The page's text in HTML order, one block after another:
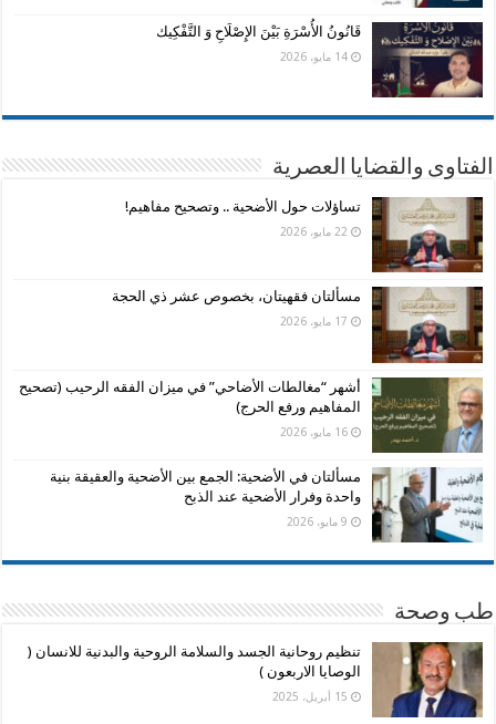
قَانُونُ الأُسْرَةِ بَيْنَ الإِصْلَاحِ وَ التَّفْكِيك
14 مايو، 2026
الفتاوى والقضايا العصرية
تساؤلات حول الأضحية .. وتصحيح مفاهيم!
22 مايو، 2026
مسألتان فقهيتان، بخصوص عشر ذي الحجة
17 مايو، 2026
أشهر “مغالطات الأضاحي” في ميزان الفقه الرحيب (تصحيح
المفاهيم ورفع الحرج)
16 مايو، 2026
مسألتان في الأضحية: الجمع بين الأضحية والعقيقة بنية
واحدة وفرار الأضحية عند الذبح
9 مايو، 2026
طب وصحة
تنظيم روحانية الجسد والسلامة الروحية والبدنية للانسان (
الوصايا الاربعون )
15 أبريل، 2025